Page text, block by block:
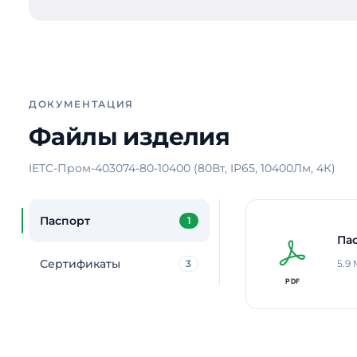
ДОКУМЕНТАЦИЯ
Файлы изделия
IETC-Пром-403074-80-10400 (80Вт, IP65, 10400Лм, 4К)
Паспорт 1
Сертификаты 3 5.9